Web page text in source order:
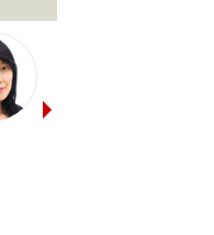
ターの資格を活かし老舗料亭